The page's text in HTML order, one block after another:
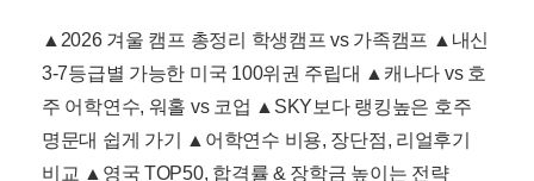
26년도 입학을 위한 학교 추천, 입학 조건, 현지 생활 정
보에 대해 학교 담당자 혹은 종로유학원의 국가별 전문
가와 1:1 상담으로 진행한다.
또한, 박람회에 참석하면 유학컨설팅과 더불어 유학세